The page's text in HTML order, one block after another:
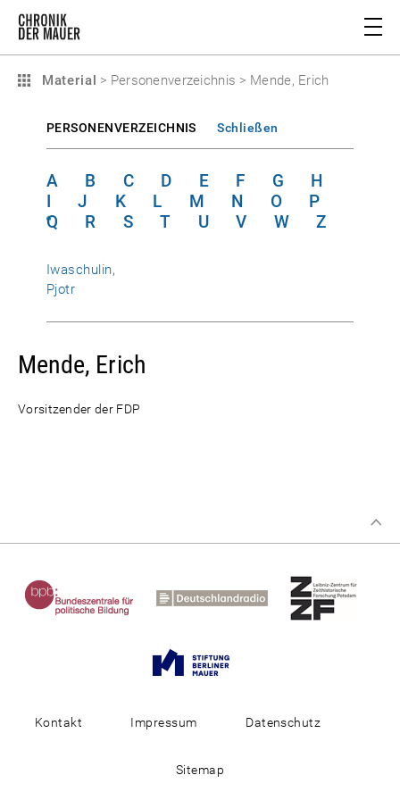
Material > Personenverzeichnis > Mende, Erich
PERSONENVERZEICHNIS Schließen
A B C D E F G
H
I
J K L M N O
P
Q
R S T U V W Z
Iwaschulin,
Pjotr
Mende, Erich
Vorsitzender der FDP
Kontakt Impressum Datenschutz
Sitemap